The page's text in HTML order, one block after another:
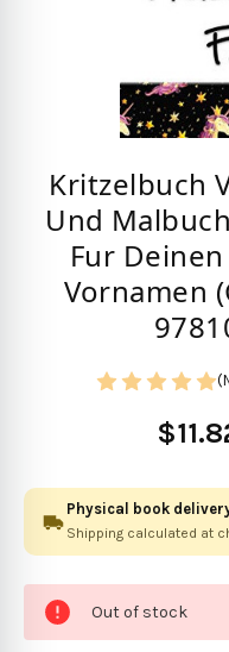
Kritzelbuch
Und
Fur
Vornamen
Physical book
Shipping calculated at
stock
Out of stock